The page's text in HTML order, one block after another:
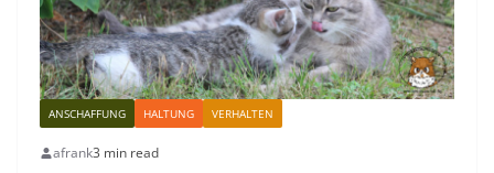
ANSCHAFFUNG HALTUNG VERHALTEN
afrank3 min read